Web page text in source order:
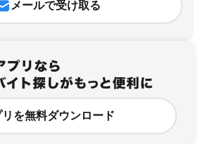
メールで受け取る
リを無料ダウンロード